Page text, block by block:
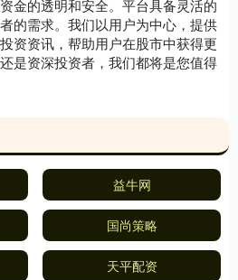
金的透明和安全。平台具备灵活的
的需求。我们以用户为中心，提供
资资讯，帮助用户在股市中获得更
是资深投资者，我们都将是您值得
益牛网
国尚策略
天平配资